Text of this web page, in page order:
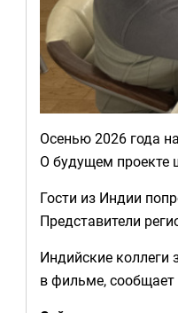
Осенью 2026 года
О будущем проекте
Гости из Индии
Представители
Индийские коллеги
в фильме,